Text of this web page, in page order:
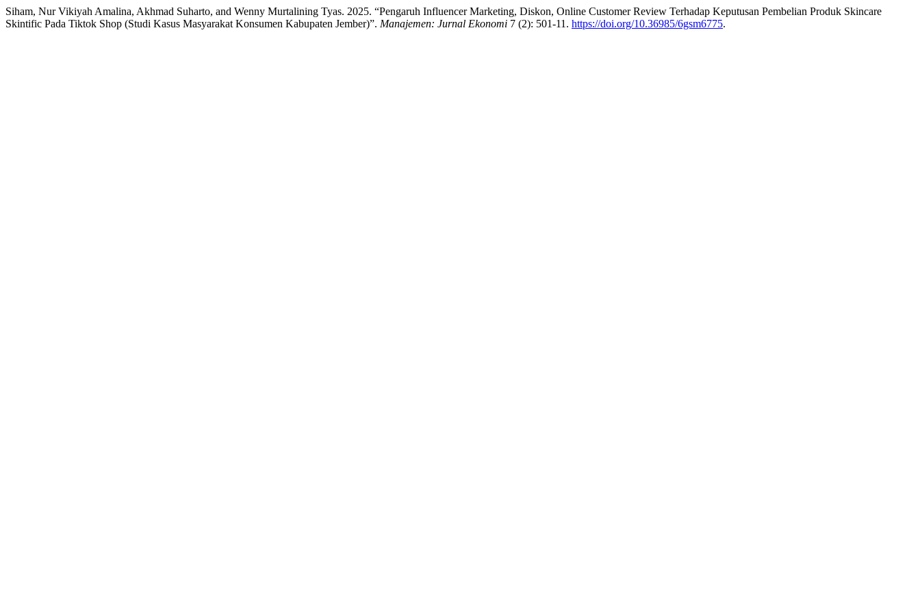
Siham, Nur Vikiyah Amalina, Akhmad Suharto, and Wenny Murtalining Tyas. 2025. “Pengaruh Influencer Marketing, Diskon, Online Customer Review Terhadap Keputusan Pembelian Produk Skincare
Skintific Pada Tiktok Shop (Studi Kasus Masyarakat Konsumen Kabupaten Jember)”. Manajemen: Jurnal Ekonomi 7 (2): 501-11. https://doi.org/10.36985/6gsm6775.